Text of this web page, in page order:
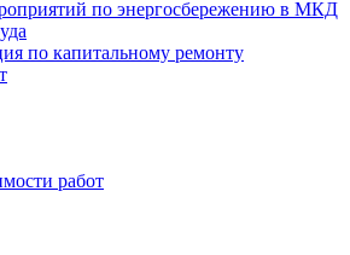
по энергосбережению в МКД
по капитальному ремонту
работ